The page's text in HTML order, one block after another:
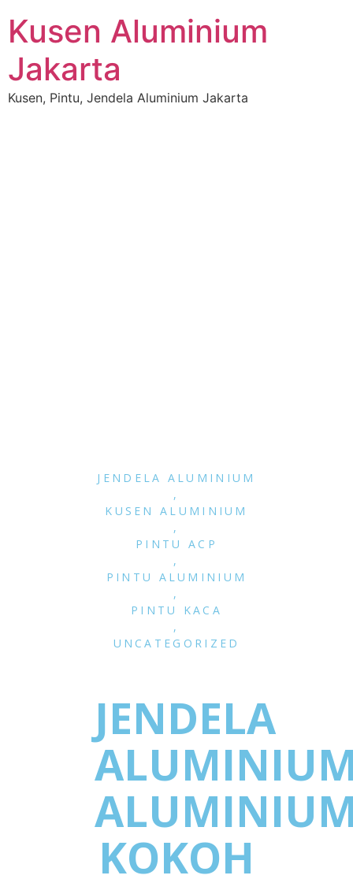
Kusen Aluminium
Jakarta
Kusen, Pintu, Jendela Aluminium Jakarta
JENDELA ALUMINIUM
,
KUSEN ALUMINIUM
,
PINTU ACP
,
PINTU ALUMINIUM
,
PINTU KACA
,
UNCATEGORIZED
JENDELA
KOKOH